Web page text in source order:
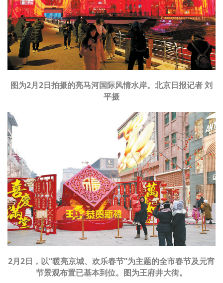
文明评论
北京宣传文化引导基金
宣传思想文化人才
专题
+
图为2月2日拍摄的亮马河国际风情水岸。北京日报记者 刘
平摄
2月2日，以“暖亮京城、欢乐春节”为主题的全市春节及元宵
节景观布置已基本到位。图为王府井大街。